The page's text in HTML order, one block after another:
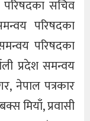
परिषदका सचिव
परिषदका
परिषदका
प्रदेश समन्वय
नेपाल पत्रकार
मियाँ, प्रवासी